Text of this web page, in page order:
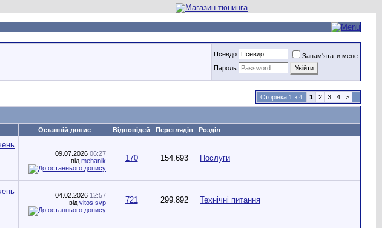
Псевдо
Запам'ятати мене
Пароль
Сторінка 1 з 4 1 2 3 4 >
Останній допис Відповідей Переглядів Розділ
09.07.2026 06:27
від mehanik 170 154.693 Послуги
04.02.2026 12:57
від vitos svp 721 299.892 Технічні питання